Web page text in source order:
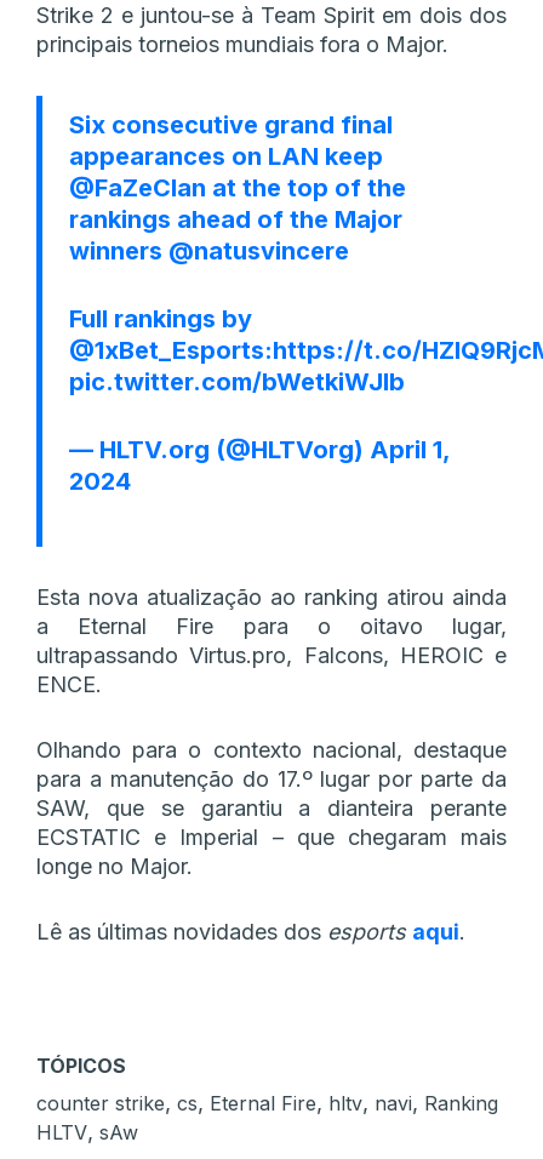
Strike 2 e juntou-se à Team Spirit em dois dos
principais torneios mundiais fora o Major.
Six consecutive grand final
appearances on LAN keep
@FaZeClan at the top of the
rankings ahead of the Major
winners @natusvincere
Full rankings by
@1xBet_Esports:https://t.co/
pic.twitter.com/bWetkiWJIb
— HLTV.org (@HLTVorg) April 1,
2024
Esta nova atualização ao ranking atirou ainda
a Eternal Fire para o oitavo lugar,
ultrapassando Virtus.pro, Falcons, HEROIC e
ENCE.
Olhando para o contexto nacional, destaque
para a manutenção do 17.º lugar por parte da
SAW, que se garantiu a dianteira perante
ECSTATIC e Imperial – que chegaram mais
longe no Major.
Lê as últimas novidades dos esports aqui.
TÓPICOS
counter strike, cs, Eternal Fire, hltv, navi, Ranking
HLTV, sAw